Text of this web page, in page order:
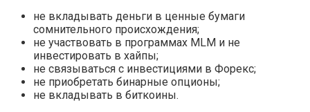
не вкладывать деньги в ценные бумаги
сомнительного происхождения;
не участвовать в программах MLM и не
инвестировать в хайпы;
не связываться с инвестициями в Форекс;
не приобретать бинарные опционы;
не вкладывать в биткоины.